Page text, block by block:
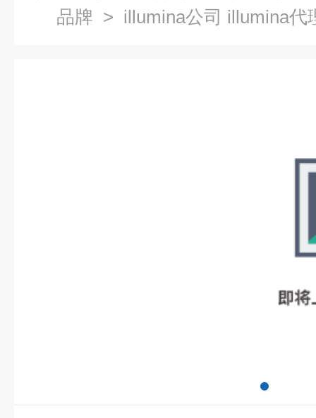
品牌 > illumina公司 illumina代